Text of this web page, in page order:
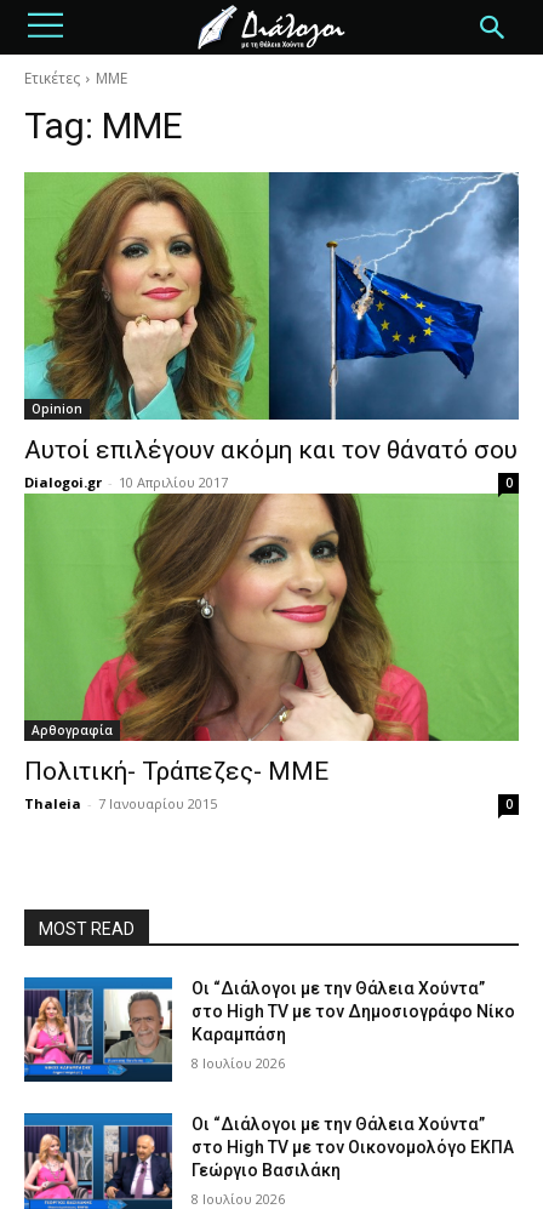
Ετικέτες MME
Tag: MME
Opinion
Αυτοί επιλέγουν ακόμη και τον θάνατό σου
Dialogoi.gr - 10 Απριλίου 2017 0
Αρθογραφία
Πολιτική- Τράπεζες- ΜΜΕ
Thaleia - 7 Ιανουαρίου 2015 0
MOST READ
Οι “Διάλογοι με την Θάλεια Χούντα”
στο High TV με τον Δημοσιογράφο Νίκο
Καραμπάση
8 Ιουλίου 2026
Οι “Διάλογοι με την Θάλεια Χούντα”
στο High TV με τον Οικονομολόγο ΕΚΠΑ
Γεώργιο Βασιλάκη
8 Ιουλίου 2026